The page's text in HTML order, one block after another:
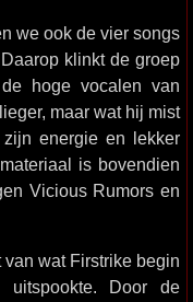
we ook de vier songs
klinkt de groep
hoge vocalen van
maar wat hij mist
energie en lekker
is bovendien
Vicious Rumors en
wat Firstrike begin
uitspookte. Door de